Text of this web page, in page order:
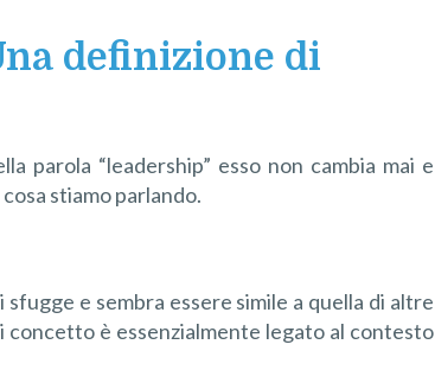
definizione di
parola “leadership” esso non cambia mai e
stiamo parlando.
sfugge e sembra essere simile a quella di altre
concetto è essenzialmente legato al contesto